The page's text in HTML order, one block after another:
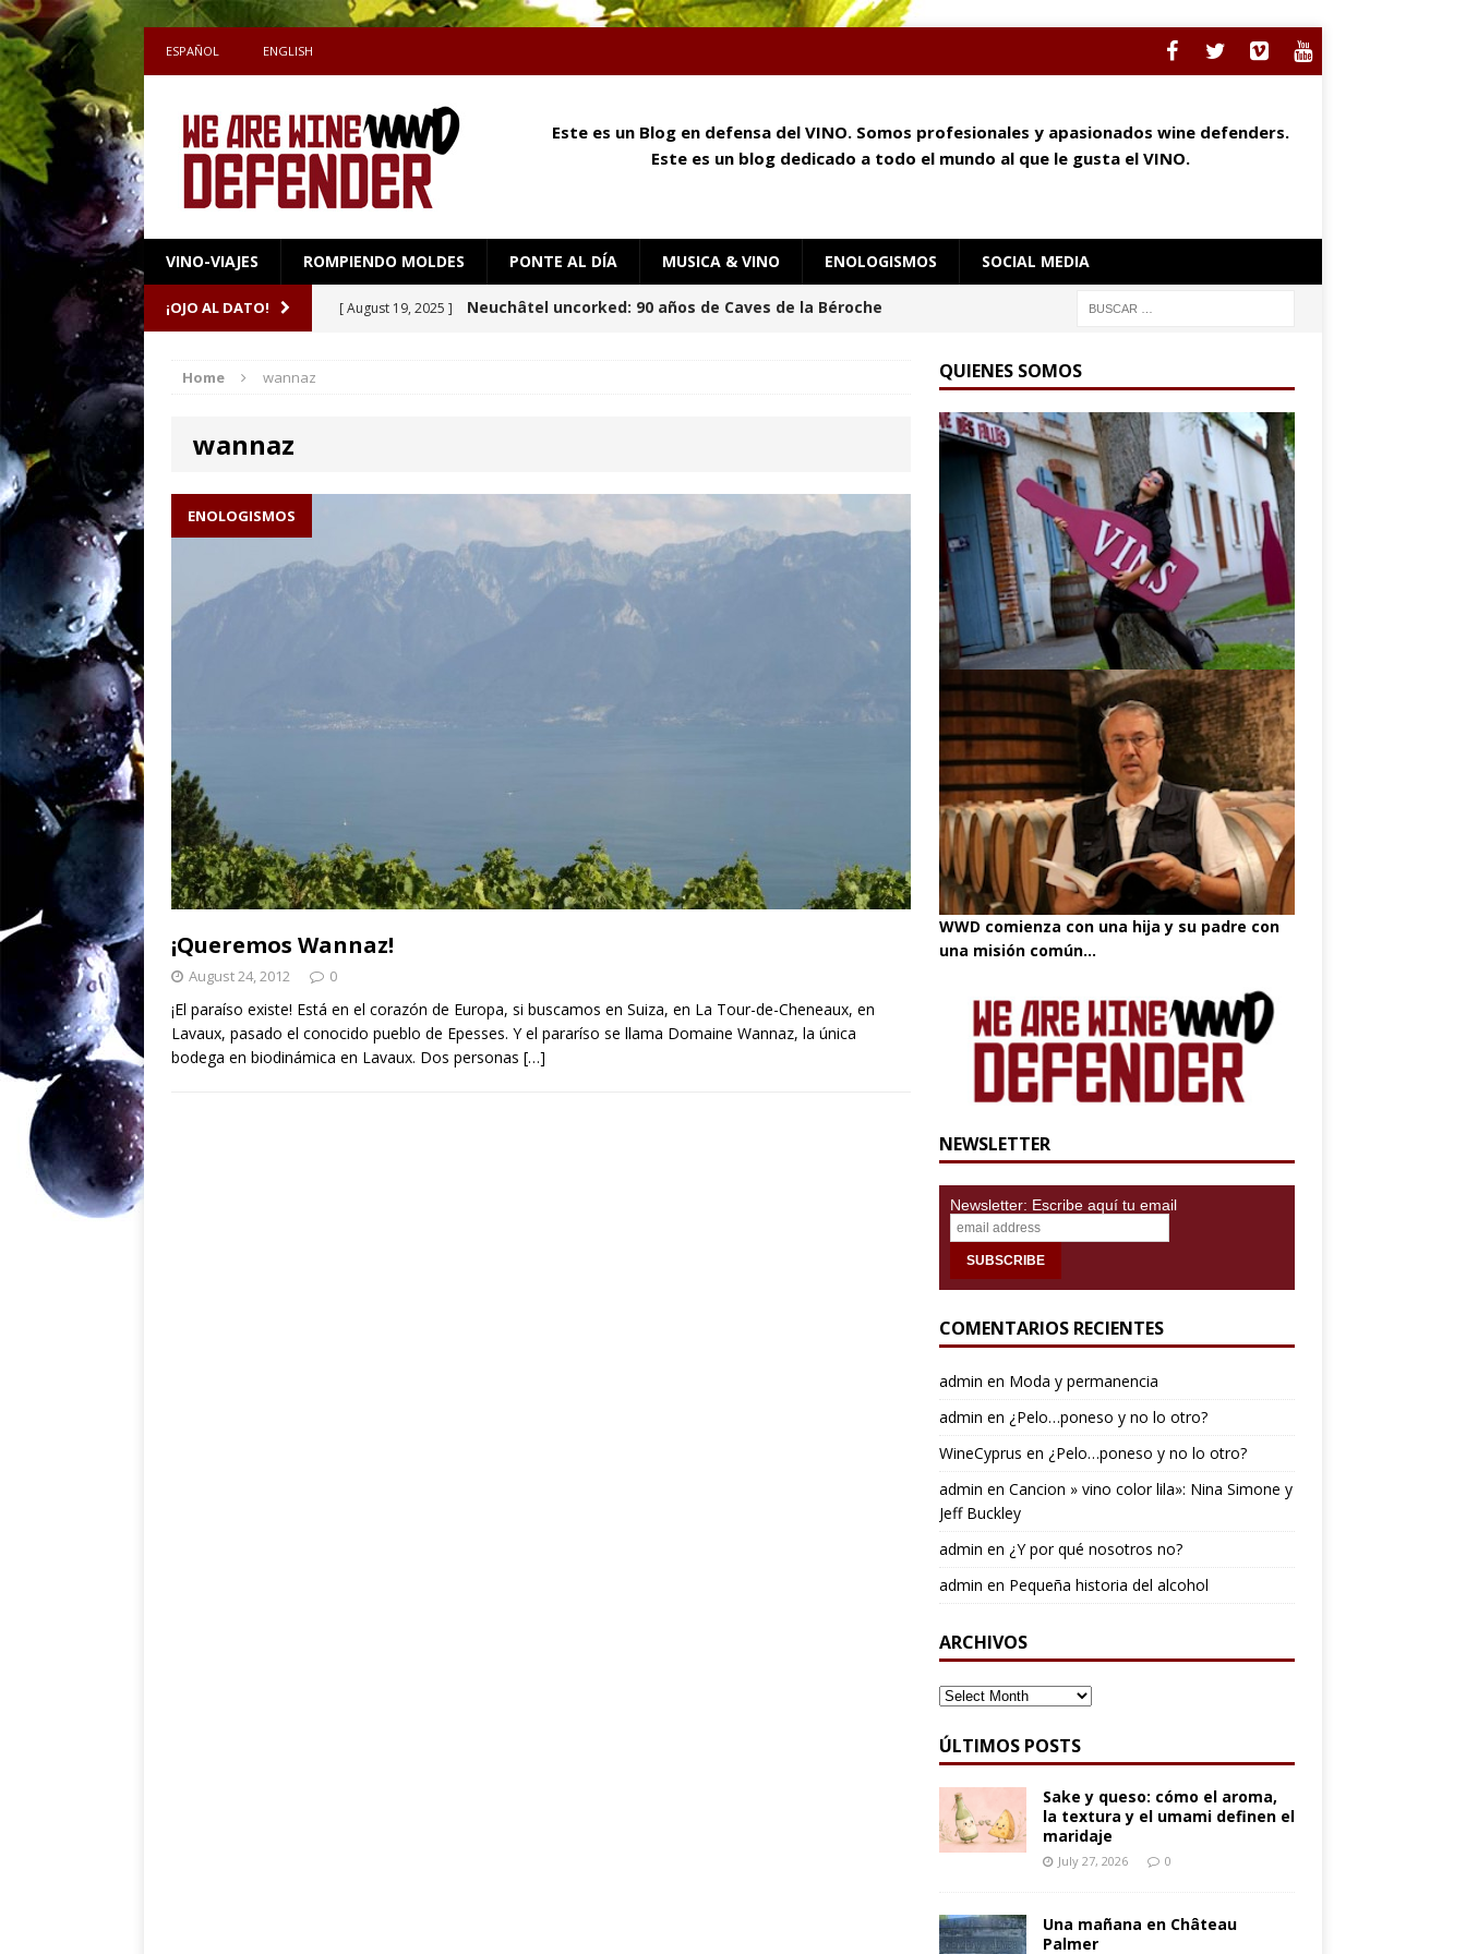
ESPAÑOL ENGLISH
Este es un Blog en defensa del VINO. Somos profesionales y apasionados wine defenders.
Este es un blog dedicado a todo el mundo al que le gusta el VINO.
VINO-VIAJES ROMPIENDO MOLDES PONTE AL DÍA MUSICA & VINO ENOLOGISMOS SOCIAL MEDIA
¡OJO AL DATO! [ July 27, 2026 ] Sake y queso: cómo el aroma, la textura y el umami
caliza escribe el vino ENOLOGISMOS
Swiss Wines, Arte & Paolo Basso en Zürich
ENOLOGISMOS
Neuchâtel uncorked: 90 años de Caves de la Béroche
Home wannaz
wannaz
ENOLOGISMOS
¡Queremos Wannaz!
August 24, 2012 0
¡El paraíso existe! Está en el corazón de Europa, si buscamos en Suiza, en La Tour-de-Cheneaux, en
Lavaux, pasado el conocido pueblo de Epesses. Y el pararíso se llama Domaine Wannaz, la única
bodega en biodinámica en Lavaux. Dos personas […]
QUIENES SOMOS
WWD comienza con una hija y su padre con
una misión común...
NEWSLETTER
Newsletter: Escribe aquí tu email
COMENTARIOS RECIENTES
admin en Moda y permanencia
admin en ¿Pelo…poneso y no lo otro?
WineCyprus en ¿Pelo…poneso y no lo otro?
admin en Cancion » vino color lila»: Nina Simone y
Jeff Buckley
admin en ¿Y por qué nosotros no?
admin en Pequeña historia del alcohol
ARCHIVOS
ARCHIVOS
ÚLTIMOS POSTS
Sake y queso: cómo el aroma,
la textura y el umami definen el
maridaje
July 27, 2026 0
Una mañana en Château
Palmer